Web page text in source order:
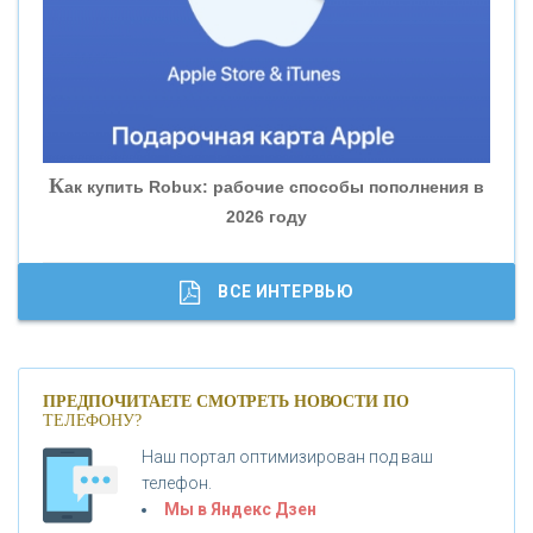
«БАНК ГЛОБЭКС»
«СОВКОМБАНК»
«ГАЗПРОМБАНК»
«МОСКОВСКИЙ КРЕДИТНЫЙ БАНК»
«БАНК ВОЗРОЖДЕНИЕ»
Как купить Robux: рабочие способы пополнения в
2026 году
Банки.ру обновил логотип впервые за 19 лет -
ВСЕ ИНТЕРВЬЮ
ПРЕДПОЧИТАЕТЕ СМОТРЕТЬ НОВОСТИ ПО
ТЕЛЕФОНУ?
Наш портал оптимизирован под ваш
телефон.
Мы в Яндекс Дзен